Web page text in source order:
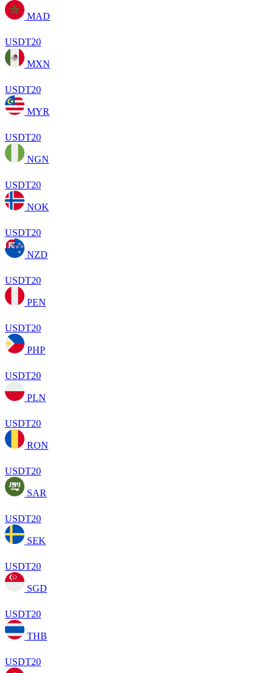
MAD
USDT20
MXN
USDT20
MYR
USDT20
NGN
USDT20
NOK
USDT20
NZD
USDT20
PEN
USDT20
PHP
USDT20
PLN
USDT20
RON
USDT20
SAR
USDT20
SEK
USDT20
SGD
USDT20
THB
USDT20